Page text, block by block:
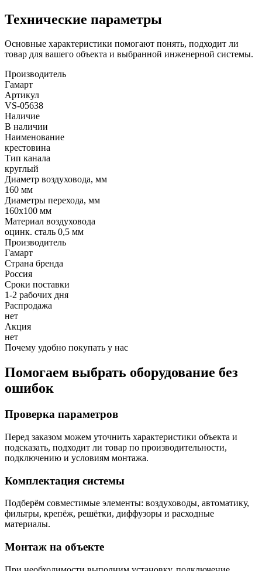
Технические параметры
Основные характеристики помогают понять, подходит ли
товар для вашего объекта и выбранной инженерной системы.
Производитель
Гамарт
Артикул
VS-05638
Наличие
В наличии
Наименование
крестовина
Тип канала
круглый
Диаметр воздуховода, мм
160 мм
Диаметры перехода, мм
160x100 мм
Материал воздуховода
оцинк. сталь 0,5 мм
Производитель
Гамарт
Страна бренда
Россия
Сроки поставки
1-2 рабочих дня
Распродажа
нет
Акция
нет
Почему удобно покупать у нас
Помогаем выбрать оборудование без
ошибок
Проверка параметров
Перед заказом можем уточнить характеристики объекта и
подсказать, подходит ли товар по производительности,
подключению и условиям монтажа.
Комплектация системы
Подберём совместимые элементы: воздуховоды, автоматику,
фильтры, крепёж, решётки, диффузоры и расходные
материалы.
Монтаж на объекте